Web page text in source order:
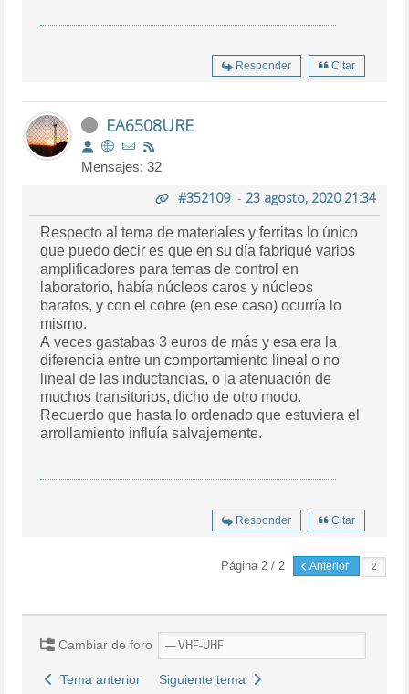
Responder Citar
EA6508URE
Mensajes: 32
#352109- 23 agosto, 2020 21:34
Respecto al tema de materiales y ferritas lo único
que puedo decir es que en su día fabriqué varios
amplificadores para temas de control en
laboratorio, había núcleos caros y núcleos
baratos, y con el cobre (en ese caso) ocurría lo
mismo.
A veces gastabas 3 euros de más y esa era la
diferencia entre un comportamiento lineal o no
lineal de las inductancias, o la atenuación de
muchos transitorios, dicho de otro modo.
Recuerdo que hasta lo ordenado que estuviera el
arrollamiento influía salvajemente.
Responder Citar
Página 2 / 2 Anterior
Cambiar de foro
Tema anterior Siguiente tema